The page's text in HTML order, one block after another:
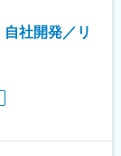
社開発／リ